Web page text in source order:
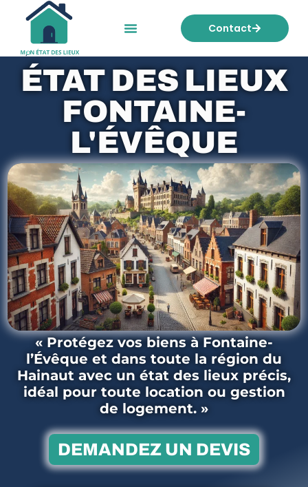
Contact
ÉTAT DES LIEUX
FONTAINE-
L'ÉVÊQUE
« Protégez vos biens à Fontaine-
l’Évêque et dans toute la région du
Hainaut avec un état des lieux précis,
idéal pour toute location ou gestion
de logement. »
DEMANDEZ UN DEVIS